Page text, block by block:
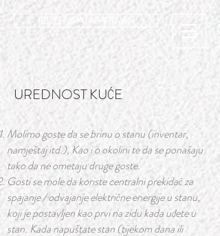
REZERVIRAJ APARTMAN
UREDNOST KUĆE
Molimo goste da se brinu o stanu (inventar,
namještaj itd.), Kao i o okolini te da se ponašaju
tako da ne ometaju druge goste.
Gosti se mole da koriste centralni prekidač za
spajanje / odvajanje električne energije u stanu,
koji je postavljen kao prvi na zidu kada uđete u
stan. Kada napuštate stan (tijekom dana ili